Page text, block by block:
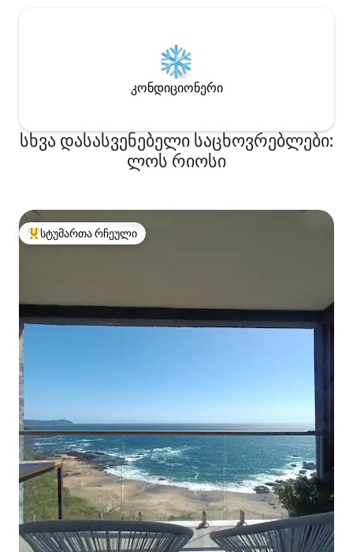
კონდიციონერი
სხვა დასასვენებელი საცხოვრებლები:
ლოს რიოსი
სტუმართა რჩეული მოწინავე ვარიანტი
სტუმართა რჩეული